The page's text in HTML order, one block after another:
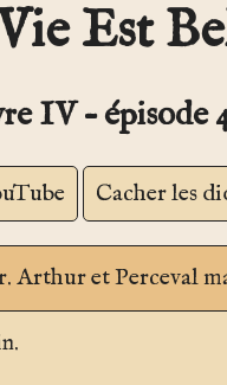
Est
IV – épisode
Cacher les
Arthur et Perceval